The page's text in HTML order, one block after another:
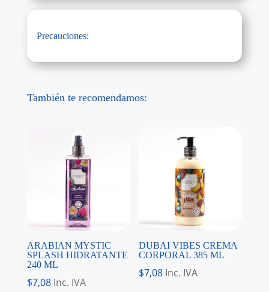
Precauciones:
También te recomendamos:
ARABIAN MYSTIC
SPLASH HIDRATANTE
240 ML
$7,08 Inc. IVA
DUBAI VIBES CREMA
CORPORAL 385 ML
$7,08 Inc. IVA